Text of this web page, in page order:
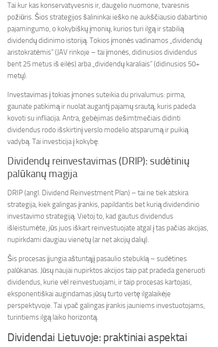
Tai kur kas konservatyvesnis ir, daugelio nuomone, tvaresnis
požiūris. Šios strategijos šalininkai ieško ne aukščiausio dabartinio
pajamingumo, o kokybiškų įmonių, kurios turi ilgą ir stabilią
dividendų didinimo istoriją. Tokios įmonės vadinamos „dividendų
aristokratėmis” (JAV rinkoje – tai įmonės, didinusios dividendus
bent 25 metus iš eilės) arba „dividendų karaliais” (didinusios 50+
metų).
Investavimas į tokias įmones suteikia du privalumus: pirma,
gaunate patikimą ir nuolat augantį pajamų srautą, kuris padeda
kovoti su infliacija. Antra, gebėjimas dešimtmečiais didinti
dividendus rodo išskirtinį verslo modelio atsparumą ir puikią
vadybą. Tai investicija į kokybę.
Dividendų reinvestavimas (DRIP): sudėtinių
palūkanų magija
DRIP (angl. Dividend Reinvestment Plan) – tai ne tiek atskira
strategija, kiek galingas įrankis, papildantis bet kurią dividendinio
investavimo strategiją. Vietoj to, kad gautus dividendus
išleistumėte, jūs juos iškart reinvestuojate atgal į tas pačias akcijas,
nupirkdami daugiau vienetų (ar net akcijų dalių).
Šis procesas įjungia aštuntąjį pasaulio stebuklą – sudėtines
palūkanas. Jūsų naujai nupirktos akcijos taip pat pradeda generuoti
dividendus, kurie vėl reinvestuojami, ir taip procesas kartojasi,
eksponentiškai augindamas jūsų turto vertę ilgalaikėje
perspektyvoje. Tai ypač galingas įrankis jauniems investuotojams,
turintiems ilgą laiko horizontą.
Dividendai Lietuvoje: praktiniai aspektai